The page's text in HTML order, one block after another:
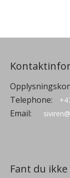
Telephone:
Email:
Fant du